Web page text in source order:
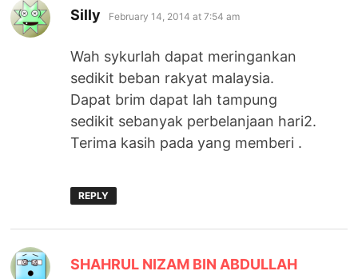
Silly says:
February 14, 2014 at 7:54 am
Wah sykurlah dapat meringankan
sedikit beban rakyat malaysia.
Dapat brim dapat lah tampung
sedikit sebanyak perbelanjaan hari2.
Terima kasih pada yang memberi .
REPLY
SHAHRUL NIZAM BIN ABDULLAH